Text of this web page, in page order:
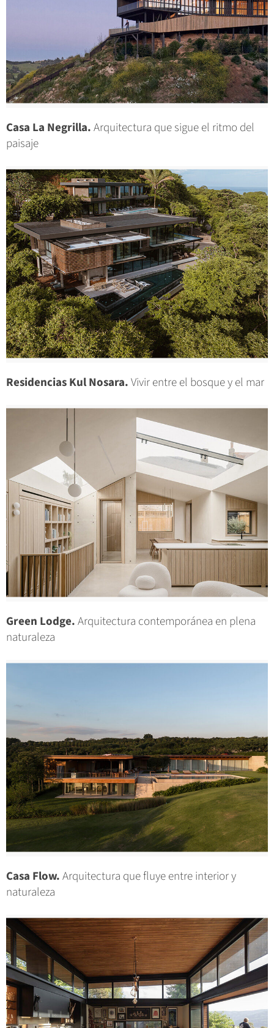
Casa La Negrilla.Arquitectura que sigue el ritmo del
paisaje
Residencias Kul Nosara.Vivir entre el bosque y el mar
Green Lodge.Arquitectura contemporánea en plena
naturaleza
Casa Flow.Arquitectura que fluye entre interior y
naturaleza